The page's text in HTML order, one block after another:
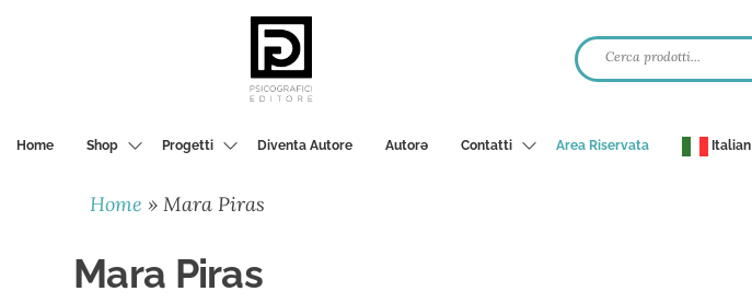
Home Shop Progetti Diventa Autore Autorә Contatti Area Riservata Italian
Home »Mara Piras
Mara Piras